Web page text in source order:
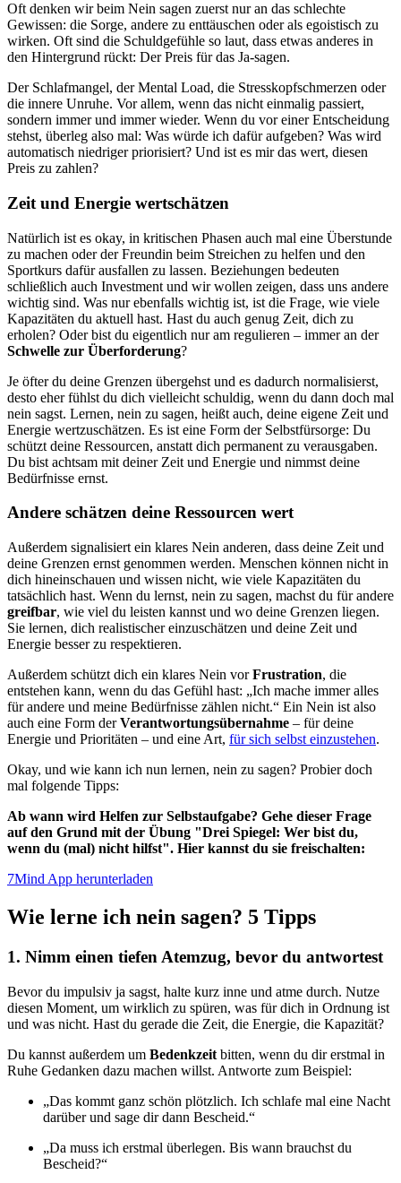
Oft denken wir beim Nein sagen zuerst nur an das schlechte
Gewissen: die Sorge, andere zu enttäuschen oder als egoistisch zu
wirken. Oft sind die Schuldgefühle so laut, dass etwas anderes in
den Hintergrund rückt: Der Preis für das Ja-sagen.
Der Schlafmangel, der Mental Load, die Stresskopfschmerzen oder
die innere Unruhe. Vor allem, wenn das nicht einmalig passiert,
sondern immer und immer wieder. Wenn du vor einer Entscheidung
stehst, überleg also mal: Was würde ich dafür aufgeben? Was wird
automatisch niedriger priorisiert? Und ist es mir das wert, diesen
Preis zu zahlen?
Zeit und Energie wertschätzen
Natürlich ist es okay, in kritischen Phasen auch mal eine Überstunde
zu machen oder der Freundin beim Streichen zu helfen und den
Sportkurs dafür ausfallen zu lassen. Beziehungen bedeuten
schließlich auch Investment und wir wollen zeigen, dass uns andere
wichtig sind. Was nur ebenfalls wichtig ist, ist die Frage, wie viele
Kapazitäten du aktuell hast. Hast du auch genug Zeit, dich zu
erholen? Oder bist du eigentlich nur am regulieren – immer an der
Schwelle zur Überforderung?
Je öfter du deine Grenzen übergehst und es dadurch normalisierst,
desto eher fühlst du dich vielleicht schuldig, wenn du dann doch mal
nein sagst. Lernen, nein zu sagen, heißt auch, deine eigene Zeit und
Energie wertzuschätzen. Es ist eine Form der Selbstfürsorge: Du
schützt deine Ressourcen, anstatt dich permanent zu verausgaben.
Du bist achtsam mit deiner Zeit und Energie und nimmst deine
Bedürfnisse ernst.
Andere schätzen deine Ressourcen wert
Außerdem signalisiert ein klares Nein anderen, dass deine Zeit und
deine Grenzen ernst genommen werden. Menschen können nicht in
dich hineinschauen und wissen nicht, wie viele Kapazitäten du
tatsächlich hast. Wenn du lernst, nein zu sagen, machst du für andere
greifbar, wie viel du leisten kannst und wo deine Grenzen liegen.
Sie lernen, dich realistischer einzuschätzen und deine Zeit und
Energie besser zu respektieren.
Außerdem schützt dich ein klares Nein vorFrustration, die
entstehen kann, wenn du das Gefühl hast: „Ich mache immer alles
für andere und meine Bedürfnisse zählen nicht.“ Ein Nein ist also
auch eine Form derVerantwortungsübernahme – für deine
Energie und Prioritäten – und eine Art, für sich selbst einzustehen.
Okay, und wie kann ich nun lernen, nein zu sagen? Probier doch
mal folgende Tipps:
Ab wann wird Helfen zur Selbstaufgabe? Gehe dieser Frage
auf den Grund mit der Übung "Drei Spiegel: Wer bist du,
wenn du (mal) nicht hilfst". Hier kannst du sie freischalten:
7Mind App herunterladen
Wie lerne ich nein sagen? 5 Tipps
1. Nimm einen tiefen Atemzug, bevor du antwortest
Bevor du impulsiv ja sagst, halte kurz inne und atme durch. Nutze
diesen Moment, um wirklich zu spüren, was für dich in Ordnung ist
und was nicht. Hast du gerade die Zeit, die Energie, die Kapazität?
Du kannst außerdem um Bedenkzeit bitten, wenn du dir erstmal in
Ruhe Gedanken dazu machen willst. Antworte zum Beispiel:
„Das kommt ganz schön plötzlich. Ich schlafe mal eine Nacht
darüber und sage dir dann Bescheid.“
„Da muss ich erstmal überlegen. Bis wann brauchst du
Bescheid?“